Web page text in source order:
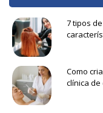
7 tipos
Como
clínica de